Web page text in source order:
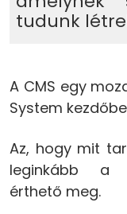
tudunk
A CMS egy
System
Az, hogy mit
leginkább a
érthető meg.